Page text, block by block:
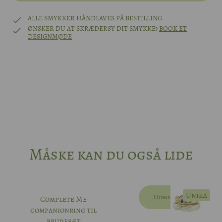
Andet?Other?Book designmøde
0,75ct (5,8mm) W/SI
50
ALLE SMYKKER HÅNDLAVES PÅ BESTILLING
ØNSKER DU AT SKRÆDERSY DIT SMYKKE? BOOK ET
DESIGNMØDE
Måske kan du også lide
Complete Me
companionring til
Udsolgt Unika